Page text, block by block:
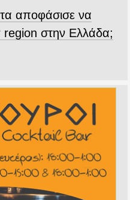
αποφάσισε να
region στην Ελλάδα;